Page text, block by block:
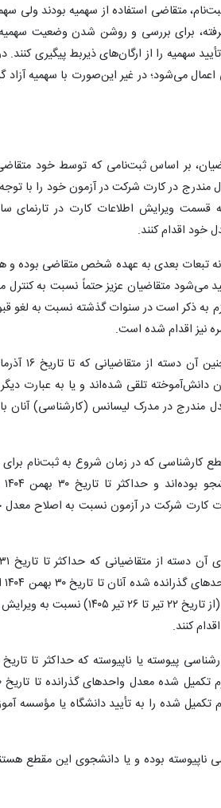
متقاضی استفاده از سهمیه بودند ولی
برای بررسی و روشن شدن وضعیت
تا ۳۱ تیرماه ۱۴۰۵ علت عدم تأیید سهمیه را از ارگان‌های ذیربط
می‌شود؛ در غیر این‌صورت با سهمیه آزاد
بر اساس ثبت‌نامی که توسط خود
در کارت شرکت در آزمون خود را با
قسمت ویرایش اطلاعات کارت در تارنمای
خود اقدام کنند.
تبعات بعدی به عهده شخص متقاضی بوده و
می‌شود متقاضیان عزیز حتماً نسبت به کنترل
به ذکر است در سنوات گذشته نسبت به لغو
نیز اقدام شده است.
تلقی شده‌اند و یا به عبارت
مندرج‌ در مدرک‌ لیسانس ‌(کارشناسی) آنان
مقطع کارشناسی که در زمان شروع به ثبت‌نام
کارت شرکت در آزمون نسبت به اصلاح
است در هنگام دریافت کارت شرکت در آزمون (از تاریخ ۲۲
کنند.
تکمیل شده را به تأیید دانشگاه یا مؤسسه
ناپیوسته بوده و یا دانشجوی این مقطع